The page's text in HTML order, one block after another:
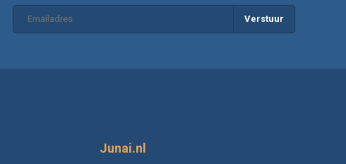
Verstuur
Junai.nl